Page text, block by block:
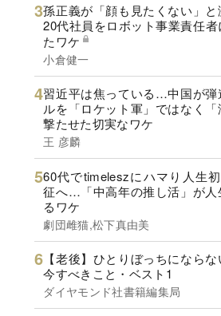
孫正義が「顔も見たくない」と
20代社員をロボット事業責任者
たワケ
小倉健一
習近平は焦っている…中国が弾
ルを「ロケット軍」ではなく「
撃たせた切実なワケ
王 彦麟
60代でtimeleszにハマり人生
征へ…「中高年の推し活」が人
るワケ
劇団雌猫,松下真由美
【老後】ひとりぼっちになら
今すべきこと・ベスト1
ダイヤモンド社書籍編集局